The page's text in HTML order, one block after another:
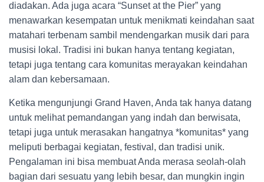
diadakan. Ada juga acara “Sunset at the Pier” yang
menawarkan kesempatan untuk menikmati keindahan saat
matahari terbenam sambil mendengarkan musik dari para
musisi lokal. Tradisi ini bukan hanya tentang kegiatan,
tetapi juga tentang cara komunitas merayakan keindahan
alam dan kebersamaan.
Ketika mengunjungi Grand Haven, Anda tak hanya datang
untuk melihat pemandangan yang indah dan berwisata,
tetapi juga untuk merasakan hangatnya *komunitas* yang
meliputi berbagai kegiatan, festival, dan tradisi unik.
Pengalaman ini bisa membuat Anda merasa seolah-olah
bagian dari sesuatu yang lebih besar, dan mungkin ingin